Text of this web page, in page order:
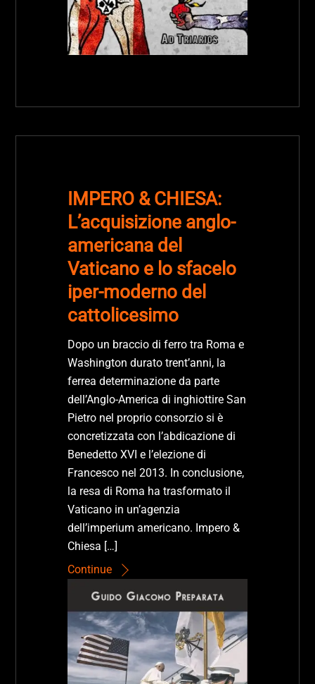
IMPERO & CHIESA:
L’acquisizione anglo-
americana del
Vaticano e lo sfacelo
iper-moderno del
cattolicesimo
Dopo un braccio di ferro tra Roma e
Washington durato trent’anni, la
ferrea determinazione da parte
dell’Anglo-America di inghiottire San
Pietro nel proprio consorzio si è
concretizzata con l’abdicazione di
Benedetto XVI e l’elezione di
Francesco nel 2013. In conclusione,
la resa di Roma ha trasformato il
Vaticano in un’agenzia
dell’imperium americano. Impero &
Chiesa […]
Continue